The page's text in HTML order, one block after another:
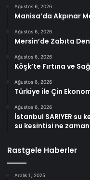
Ağustos 6, 2026
Manisa’da Akpınar
Ağustos 6, 2026
Mersin’de Zabıta
Ağustos 6, 2026
Köşk’te Fırtına ve
Ağustos 6, 2026
Türkiye ile Çin
Ağustos 6, 2026
İstanbul SARIYER su
su kesintisi ne
Rastgele Haberler
Aralık 1, 2025